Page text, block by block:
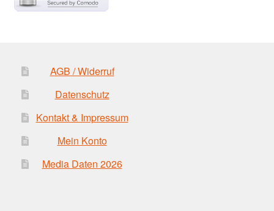
AGB / Widerruf
Datenschutz
Kontakt & Impressum
Mein Konto
Media Daten 2026